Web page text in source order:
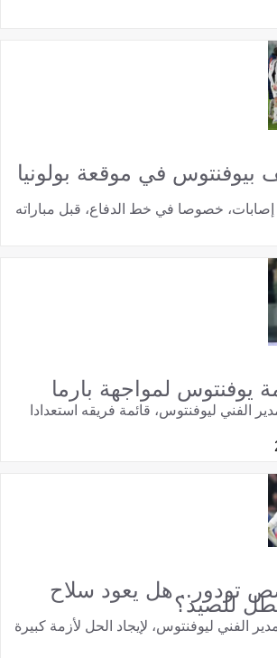
بيوفنتوس في موقعة بولونيا
إصابات، خصوصا في خط الدفاع، قبل مباراته
الفني ليوفنتوس، قائمة فريقه استعدادا
تودور.. هل يعود سلاح
للصيد؟
الفني ليوفنتوس، لإيجاد الحل لأزمة كبيرة